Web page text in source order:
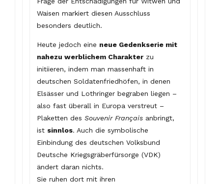
Waisen markiert diesen Ausschluss
besonders deutlich.
Heute jedoch eine neue Gedenkserie mit
nahezu werblichem Charakter zu
initiieren, indem man massenhaft in
deutschen Soldatenfriedhöfen, in denen
Elsässer und Lothringer begraben liegen –
also fast überall in Europa verstreut –
Plaketten des Souvenir Français anbringt,
ist sinnlos. Auch die symbolische
Einbindung des deutschen Volksbund
Deutsche Kriegsgräberfürsorge (VDK)
ändert daran nichts.
Sie ruhen dort mit ihren